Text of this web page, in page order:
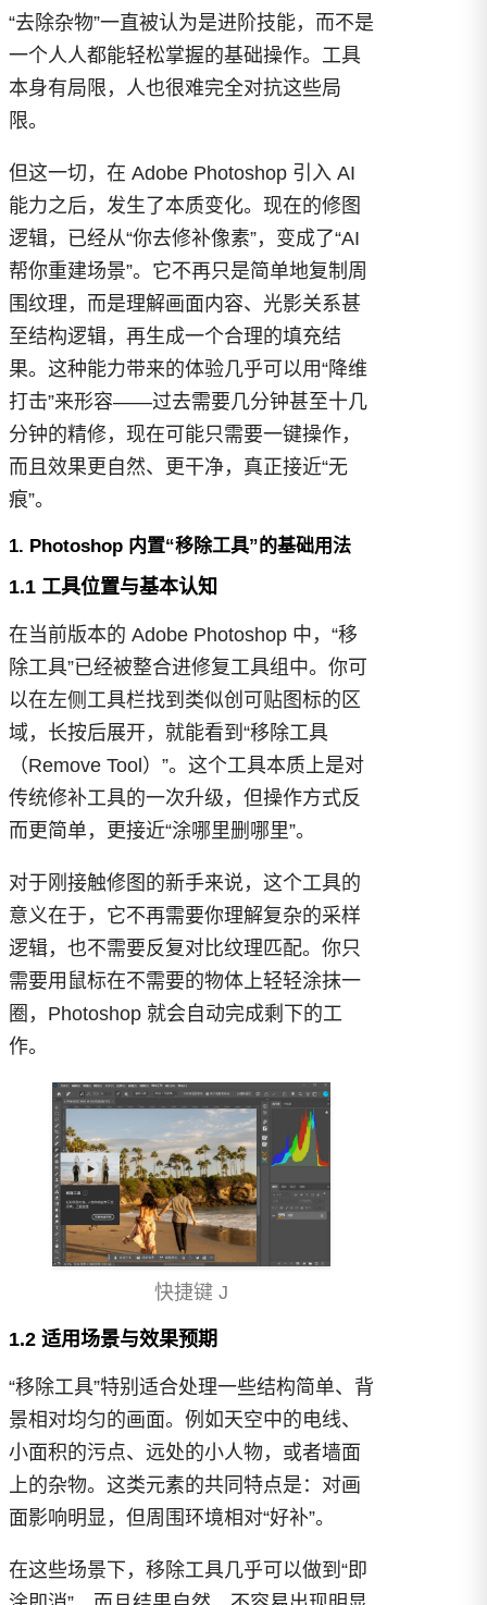
“去除杂物”一直被认为是进阶技能，而不是
一个人人都能轻松掌握的基础操作。工具
本身有局限，人也很难完全对抗这些局
限。
但这一切，在 Adobe Photoshop 引入 AI
能力之后，发生了本质变化。现在的修图
逻辑，已经从“你去修补像素”，变成了“AI
帮你重建场景”。它不再只是简单地复制周
围纹理，而是理解画面内容、光影关系甚
至结构逻辑，再生成一个合理的填充结
果。这种能力带来的体验几乎可以用“降维
打击”来形容——过去需要几分钟甚至十几
分钟的精修，现在可能只需要一键操作，
而且效果更自然、更干净，真正接近“无
痕”。
1. Photoshop 内置“移除工具”的基础用法
1.1 工具位置与基本认知
在当前版本的 Adobe Photoshop 中，“移
除工具”已经被整合进修复工具组中。你可
以在左侧工具栏找到类似创可贴图标的区
域，长按后展开，就能看到“移除工具
（Remove Tool）”。这个工具本质上是对
传统修补工具的一次升级，但操作方式反
而更简单，更接近“涂哪里删哪里”。
对于刚接触修图的新手来说，这个工具的
意义在于，它不再需要你理解复杂的采样
逻辑，也不需要反复对比纹理匹配。你只
需要用鼠标在不需要的物体上轻轻涂抹一
圈，Photoshop 就会自动完成剩下的工
作。
快捷键 J
1.2 适用场景与效果预期
“移除工具”特别适合处理一些结构简单、背
景相对均匀的画面。例如天空中的电线、
小面积的污点、远处的小人物，或者墙面
上的杂物。这类元素的共同特点是：对画
面影响明显，但周围环境相对“好补”。
在这些场景下，移除工具几乎可以做到“即